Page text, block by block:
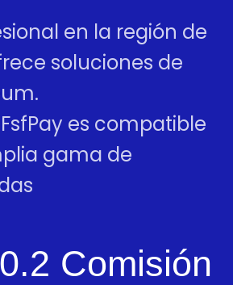
en la región de
soluciones de
es compatible
gama de
Comisión